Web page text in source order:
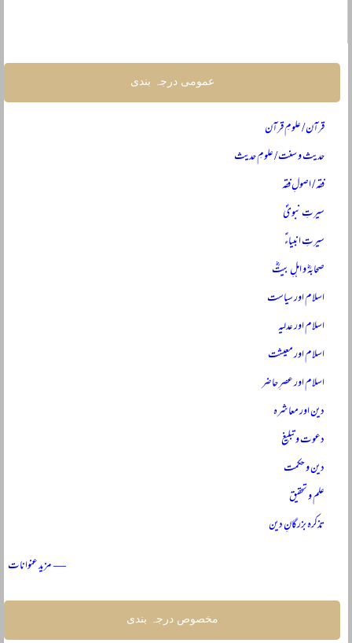
عمومی درجہ بندی
قرآن / علومِ قرآن
حدیث و سنت / علومِ حدیث
فقہ / اصولِ فقہ
سیرتِ نبویؐ
سیرتِ انبیاءؑ
صحابہؓ و اہلِ بیتؓ
اسلام اور سیاست
اسلام اور عدلیہ
اسلام اور معیشت
اسلام اور عصرِ حاضر
دین اور معاشرہ
دعوت و تبلیغ
دین و حکمت
علم و تحقیق
تذکرہ بزرگانِ دین
— مزید عنوانات
مخصوص درجہ بندی